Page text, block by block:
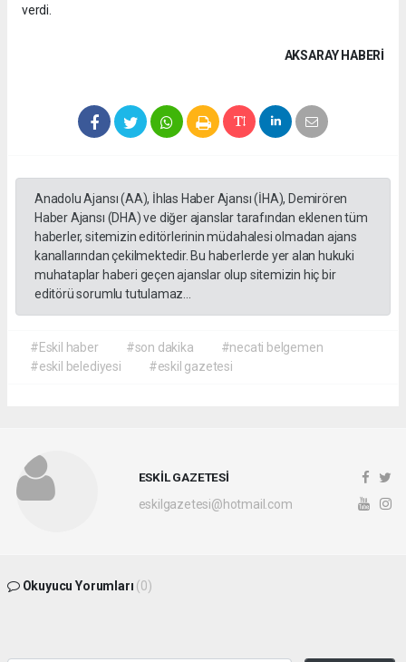
verdi.
AKSARAY HABERİ
Anadolu Ajansı (AA), İhlas Haber Ajansı (İHA), Demirören
Haber Ajansı (DHA) ve diğer ajanslar tarafından eklenen tüm
haberler, sitemizin editörlerinin müdahalesi olmadan ajans
kanallarından çekilmektedir. Bu haberlerde yer alan hukuki
muhataplar haberi geçen ajanslar olup sitemizin hiç bir
editörü sorumlu tutulamaz...
#Eskil haber #son dakika
#necati belgemen
#eskil belediyesi
#eskil gazetesi
ESKİL GAZETESİ
eskilgazetesi@hotmail.com
Okuyucu Yorumları (0)